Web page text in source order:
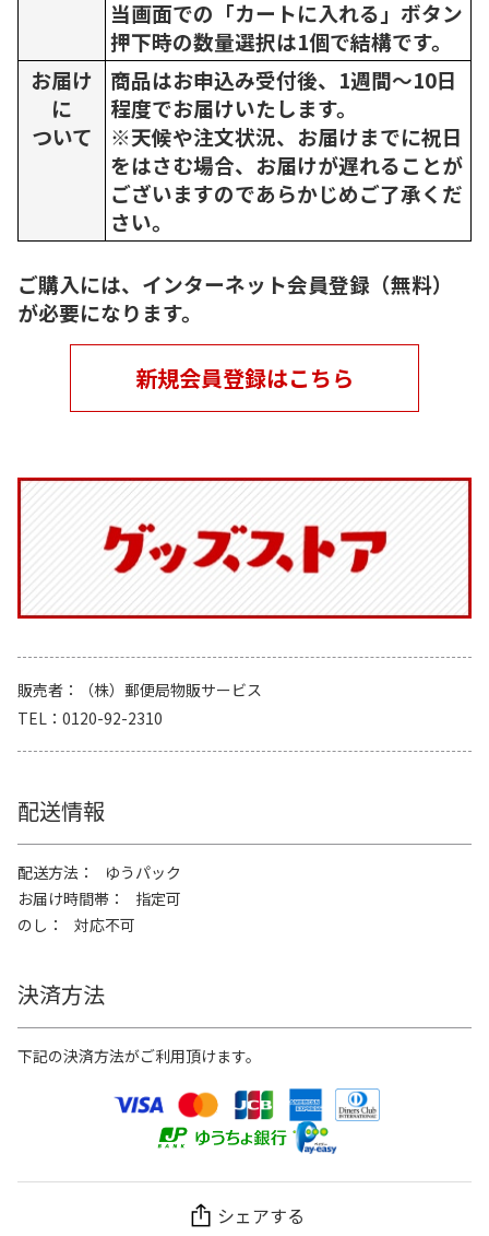
当画面での「カートに入れる」ボタン
押下時の数量選択は1個で結構です。
お届け
に
ついて
商品はお申込み受付後、1週間～10日
程度でお届けいたします。
※天候や注文状況、お届けまでに祝日
をはさむ場合、お届けが遅れることが
ございますのであらかじめご了承くだ
さい。
ご購入には、インターネット会員登録（無料）
が必要になります。
新規会員登録はこちら
販売者
（株）郵便局物販サービス
TEL
0120-92-2310
配送情報
配送方法
ゆうパック
お届け時間帯
指定可
のし
対応不可
決済方法
下記の決済方法がご利用頂けます。
シェアする